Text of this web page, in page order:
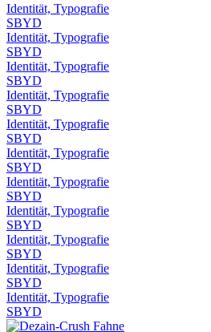
Identität, Typografie
SBYD
Identität, Typografie
SBYD
Identität, Typografie
SBYD
Identität, Typografie
SBYD
Identität, Typografie
SBYD
Identität, Typografie
SBYD
Identität, Typografie
SBYD
Identität, Typografie
SBYD
Identität, Typografie
SBYD
Identität, Typografie
SBYD
Identität, Typografie
SBYD